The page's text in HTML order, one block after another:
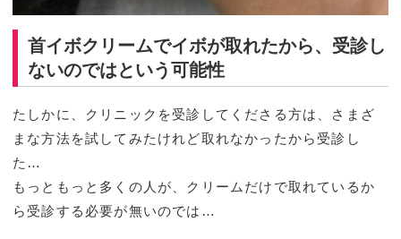
首イボクリームでイボが取れたから、受診し
ないのではという可能性
たしかに、クリニックを受診してくださる方は、さまざ
まな方法を試してみたけれど取れなかったから受診し
た…
もっともっと多くの人が、クリームだけで取れているか
ら受診する必要が無いのでは…